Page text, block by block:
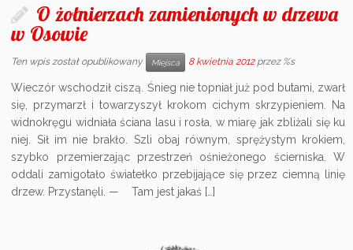
O żołnierzach zamienionych w drzewa
w Osowie
Ten wpis został opublikowany Miejsca 8 kwietnia 2012 przez %s
Wieczór wschodził ciszą. Śnieg nie topniał już pod butami, zwarł
się, przymarzł i towarzyszył krokom cichym skrzypieniem. Na
widnokręgu widniała ściana lasu i rosła, w miarę jak zbliżali się ku
niej. Sił im nie brakło. Szli obaj równym, sprężystym krokiem,
szybko przemierzając przestrzeń ośnieżonego ścierniska. W
oddali zamigotało światełko przebijające się przez ciemną linię
drzew. Przystanęli. — Tam jest jakaś […]